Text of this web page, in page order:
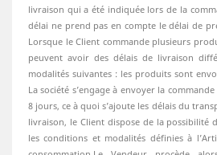
livraison qui a été indiquée lors de la
délai ne prend pas en compte le délai de
Lorsque le Client commande plusieurs
peuvent avoir des délais de livraison
modalités suivantes : les produits sont
La société s’engage à envoyer la
8 jours, ce à quoi s’ajoute les délais du
livraison, le Client dispose de la possibilité
les conditions et modalités définies à